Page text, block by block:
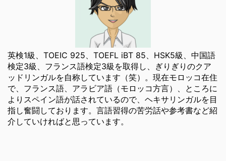
英検1級、TOEIC 925、TOEFL iBT 85、HSK5級、中国語
検定3級、フランス語検定3級を取得し、ぎりぎりのクア
ッドリンガルを自称しています（笑）。現在モロッコ在住
で、フランス語、アラビア語（モロッコ方言）、ところに
よりスペイン語が話されているので、ヘキサリンガルを目
指し奮闘しております。言語習得の苦労話や参考書など紹
介していければと思っています。